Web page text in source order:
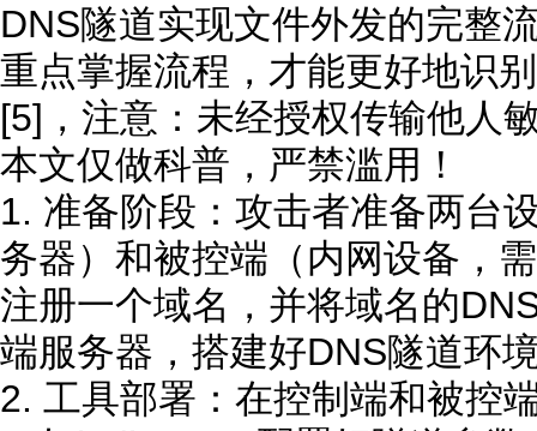
DNS隧道实现文件外发的完整
重点掌握流程，才能更好地识
[5]，注意：未经授权传输他人
本文仅做科普，严禁滥用！
1. 准备阶段：攻击者准备两
务器）和被控端（内网设备，
注册一个域名，并将域名的
端服务器，搭建好DNS隧道环
2. 工具部署：在控制端和被控